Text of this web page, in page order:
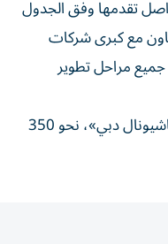
تقدمها وفق الجدول
مع كبرى شركات
جميع مراحل تطوير
ويبلغ ارتفاع «فندق وبرج ترامب إنترناشيونال دبي»، نحو 350